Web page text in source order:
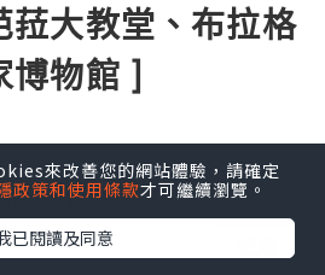
菈大教堂、布拉格
博物館 ]
部落格
來改善您的網站體驗，請確定
政策和使用條款才可繼續瀏覽。
已閱讀及同意